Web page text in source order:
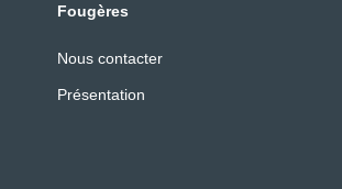
Fougères
Nous contacter
Présentation